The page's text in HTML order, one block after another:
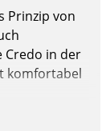
Prinzip von
Credo in der
komfortabel